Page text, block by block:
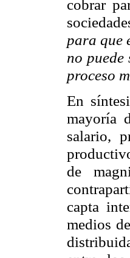
cobrar
para que
no
proceso
En
mayoría
salario,
de
capta
medios